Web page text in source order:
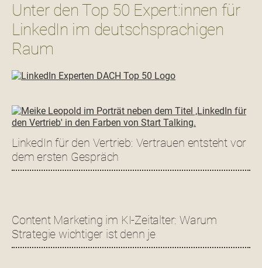
Unter den Top 50 Expert:innen für
LinkedIn im deutschsprachigen
Raum
LinkedIn für den Vertrieb: Vertrauen entsteht vor
dem ersten Gespräch
Content Marketing im KI-Zeitalter: Warum
Strategie wichtiger ist denn je